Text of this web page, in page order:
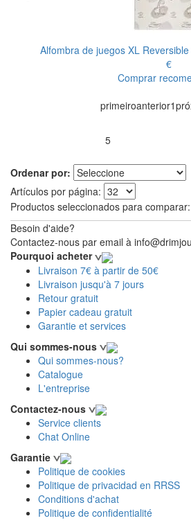
Alfombra de juegos XL
€
Comprar
primeiroanterior1
5
Ordenar por:
Artículos por página:
Productos seleccionados para comparar:
Besoin d'aide?
Contactez-nous par email à
Pourquoi acheter
Livraison 7€ à partir de 50€
Livraison jusqu'à 7 jours
Retour gratuit
Papier cadeau gratuit
Garantie et services
Qui sommes-nous
Qui sommes-nous?
Catalogue
L'entreprise
Contactez-nous
Service clients
Chat Online
Garantie
Politique de cookies
Politique de privacidad en RRSS
Conditions d'achat
Politique de confidentialité